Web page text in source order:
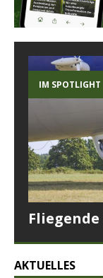
IM SPOTLIGHT
AKTUELLES